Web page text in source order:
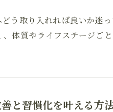
う取り入れれば良いか迷
体質やライフステージご
と習慣化を叶える方